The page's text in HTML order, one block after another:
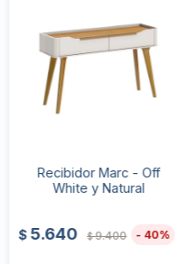
Recibidor Marc - Off
White y Natural
$ 5.640 $ 9.400 40